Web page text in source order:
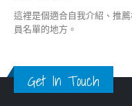
這裡是個適合自我介紹、推
員名單的地方。
Get In Touch